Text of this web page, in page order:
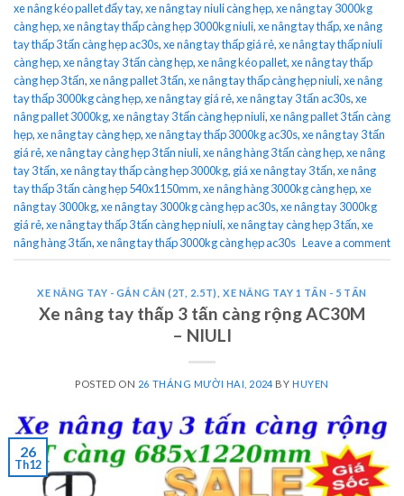
xe nâng kéo pallet đẩy tay,xe nâng tay niuli càng hẹp,xe nâng tay 3000kg
càng hẹp,xe nâng tay thấp càng hẹp 3000kg niuli,xe nâng tay thấp,xe nâng
tay thấp 3 tấn càng hẹp ac30s,xe nâng tay thấp giá rẻ,xe nâng tay thấp niuli
càng hẹp,xe nâng tay 3 tấn càng hẹp,xe nâng kéo pallet,xe nâng tay thấp
càng hẹp 3 tấn,xe nâng pallet 3 tấn,xe nâng tay thấp càng hẹp niuli,xe nâng
tay thấp 3000kg càng hẹp,xe nâng tay giá rẻ,xe nâng tay 3 tấn ac30s,xe
nâng pallet 3000kg,xe nâng tay 3 tấn càng hẹp niuli,xe nâng pallet 3 tấn càng
hẹp,xe nâng tay càng hẹp,xe nâng tay thấp 3000kg ac30s,xe nâng tay 3 tấn
giá rẻ,xe nâng tay càng hẹp 3 tấn niuli,xe nâng hàng 3 tấn càng hẹp,xe nâng
tay 3 tấn,xe nâng tay thấp càng hẹp 3000kg, giá xe nâng tay 3 tấn,xe nâng
tay thấp 3 tấn càng hẹp 540x1150mm,xe nâng hàng 3000kg càng hẹp,xe
nâng tay 3000kg,xe nâng tay 3000kg càng hẹp ac30s,xe nâng tay 3000kg
giá rẻ,xe nâng tay thấp 3 tấn càng hẹp niuli,xe nâng tay càng hẹp 3 tấn,xe
nâng hàng 3 tấn,xe nâng tay thấp 3000kg càng hẹp ac30s Leave a comment
XE NÂNG TAY - GẮN CÂN (2T, 2.5T) ,XE NÂNG TAY 1 TẤN - 5 TẤN
Xe nâng tay thấp 3 tấn càng rộng AC30M
– NIULI
POSTED ON 26 THÁNG MƯỜI HAI, 2024 BY HUYEN
26
Th12